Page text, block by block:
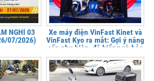
NGHỈ 03
07/2026)
Xe máy điện VinFast Kinet và
VinFast Kyo ra mắt: Gợi ý nâng
cấp phụ kiện, độ kiểng và bảo
vệ xe tại